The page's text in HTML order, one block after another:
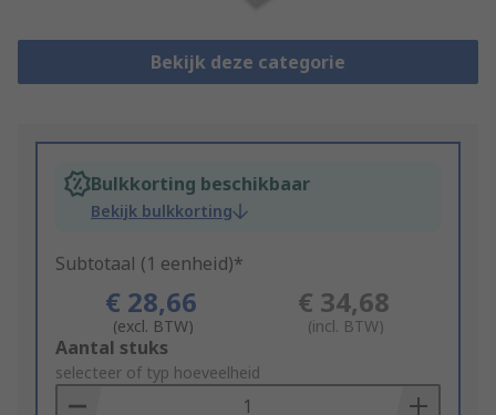
Bekijk deze categorie
Bulkkorting beschikbaar
Bekijk bulkkorting
Subtotaal (1 eenheid)*
€ 28,66
(excl. BTW)
€ 34,68
(incl. BTW)
Add
to
Basket
Aantal stuks
selecteer of typ hoeveelheid